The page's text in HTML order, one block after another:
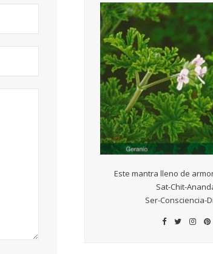
Este mantra lleno de
Sat-Chit-
Ser-Consciencia-